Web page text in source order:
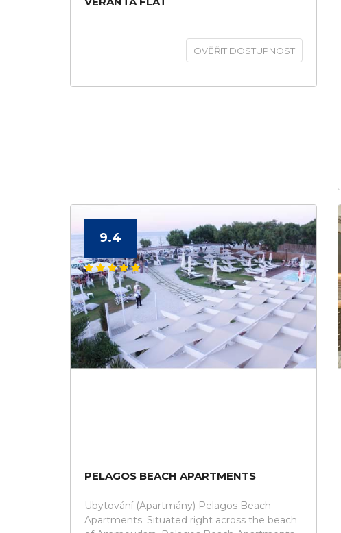
OVĚŘIT DOSTUPNOST
9.4
PELAGOS BEACH APARTMENTS
Ubytování (Apartmány) Pelagos Beach
Apartments. Situated right across the beach